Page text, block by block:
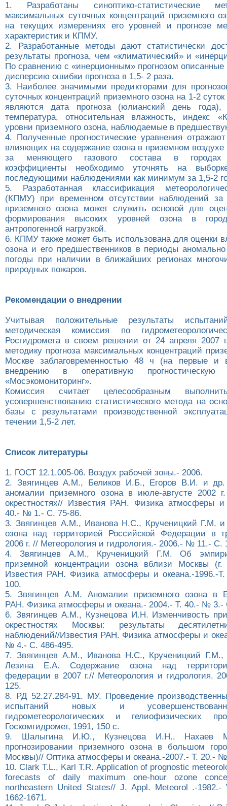
1. Разработаны синоптико-статистические
максимальных суточных концентраций приземного
на текущих измерениях его уровней и прогнозе
характеристик и КПМУ.
2. Разработанные методы дают статистически
результаты прогноза, чем «климатический» и
По сравнению с «инерционным» прогнозом
дисперсию ошибки прогноза в 1,5- 2 раза.
3. Наиболее значимыми предикторами для
суточных концентраций приземного озона на 1-2
являются дата прогноза (юлианский день года),
температура, относительная влажность, индекс
уровни приземного озона, наблюдаемые в
4. Полученные прогностические уравнения
влияющих на содержание озона в приземном воздухе
за меняющего газового состава в городах
коэффициенты необходимо уточнять на
последующими наблюдениями как минимум за 1,5-2
5. Разработанная классификация
(КПМУ) при временном отсутствии наблюдений за
приземного озона может служить основой для
формирования высоких уровней озона в
антропогенной нагрузкой.
6. КПМУ также может быть использована для оценки
озона и его предшественников в периоды
погоды при наличии в ближайших регионах
природных пожаров.
Рекомендации о внедрении
Учитывая положительные результаты
методическая комиссия по
Росгидромета в своем решении от 24 апреля 2007
методику прогноза максимальных концентраций
Москве заблаговременностью 48 ч (на первые и
внедрению в оперативную
«Мосэкомониторинг».
Комиссия считает целесообразным
усовершенствованию статистического метода на
базы с результатами производственной
течении 1,5-2 лет.
Список литературы
1. ГОСТ 12.1.005-06. Воздух рабочей зоны.- 2006.
2. Звягинцев А.М., Беликов И.Б., Егоров В.И. и др.
аномалии приземного озона в июле-августе 2002
окрестностях// Известия РАН. Физика атмосферы и
40.- № 1.- С. 75-86.
3. Звягинцев А.М., Иванова Н.С., Крученицкий Г.М.
озона над территорией Российской Федерации в
2006 г. // Метеорология и гидрология.- 2006.- № 11.- С.
4. Звягинцев А.М., Крученицкий Г.М. Об
приземной концентрации озона вблизи Москвы (г.
Известия РАН. Физика атмосферы и океана.-
100.
5. Звягинцев А.М. Аномалии приземного озона в
РАН. Физика атмосферы и океана.- 2004.- Т. 40.- № 3.-
6. Звягинцев А.М., Кузнецова И.Н. Изменчивость
окрестностях Москвы: результаты
наблюдений//Известия РАН. Физика атмосферы и
№ 4.- С. 486-495.
7. Звягинцев А.М., Иванова Н.С., Крученицкий Г.М.,
Лезина Е.А. Содержание озона над
федерации в 2007 г.// Метеорология и гидрология.
125.
8. РД 52.27.284-91. МУ. Проведение
испытаний новых и
гидрометеорологических и гелиофизических
Госкомгидромет, 1991, 150 с.
9. Шалыгина И.Ю., Кузнецова И.Н.,
прогнозировании приземного озона в большом
Москвы)// Оптика атмосферы и океана.-2007.- Т. 20.-
10. Clark T.L., Karl T.R. Application of prognostic
forecasts of daily maximum one-hour ozone
northeastern United States// J. Appl. Meteorol .-
1662-1671.